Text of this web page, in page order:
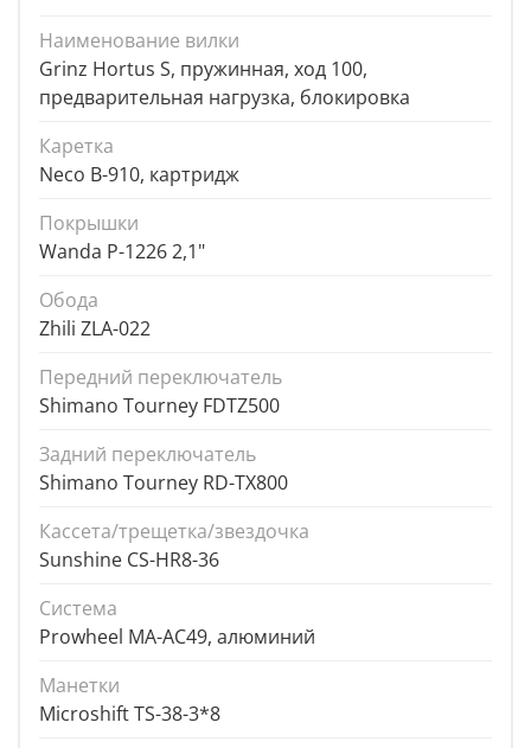
Наименование вилки
Grinz Hortus S, пружинная, ход 100,
предварительная нагрузка, блокировка
Каретка
Neco B-910, картридж
Покрышки
Wanda P-1226 2,1"
Обода
Zhili ZLA-022
Передний переключатель
Shimano Tourney FDTZ500
Задний переключатель
Shimano Tourney RD-TX800
Кассета/трещетка/звездочка
Sunshine CS-HR8-36
Система
Prowheel MA-AC49, алюминий
Манетки
Microshift TS-38-3*8